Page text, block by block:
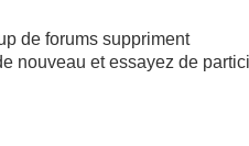
de forums suppriment
nouveau et essayez de